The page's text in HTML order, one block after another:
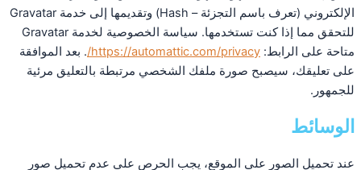
الإلكتروني (تعرف باسم التجزئة – Hash) وتقديمها إلى خدمة Gravatar
للتحقق مما إذا كنت تستخدمها. سياسة الخصوصية لخدمة Gravatar
متاحة على الرابط: https://automattic.com/privacy/ . بعد الموافقة
على تعليقك، سيصبح صورة ملفك الشخصي مرتبطة بالتعليق مرئية
للجمهور.
الوسائط
عند تحميل الصور على الموقع، يجب الحرص على عدم تحميل صور